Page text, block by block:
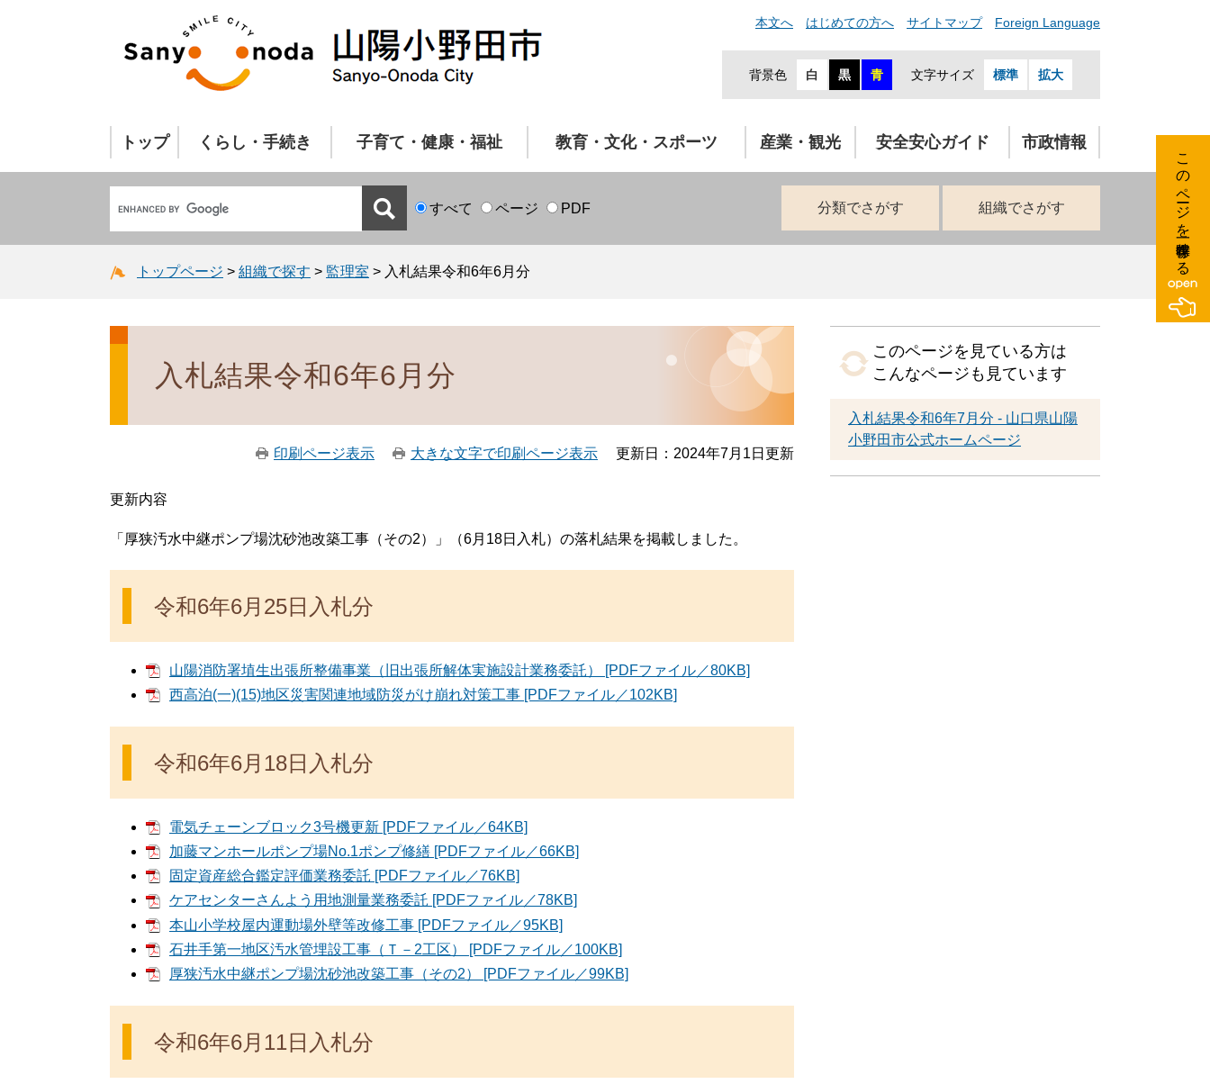
本文へ はじめての方へ サイトマップ Foreign Language
背景色 白 黒 青 文字サイズ 標準 拡大
トップ くらし・手続き 子育て・健康・福祉 教育・文化・スポーツ 産業・観光 安全安心ガイド 市政情報
すべて ページ PDF 分類でさがす 組織でさがす
トップページ > 組織で探す > 監理室 > 入札結果令和6年6月分
入札結果令和6年6月分
印刷ページ表示 大きな文字で印刷ページ表示 更新日：2024年7月1日更新
更新内容
「厚狭汚水中継ポンプ場沈砂池改築工事（その2）」（6月18日入札）の落札結果を掲載しました。
令和6年6月25日入札分
山陽消防署埴生出張所整備事業（旧出張所解体実施設計業務委託） [PDFファイル／80KB]
西高泊(一)(15)地区災害関連地域防災がけ崩れ対策工事 [PDFファイル／102KB]
令和6年6月18日入札分
電気チェーンブロック3号機更新 [PDFファイル／64KB]
加藤マンホールポンプ場No.1ポンプ修繕 [PDFファイル／66KB]
固定資産総合鑑定評価業務委託 [PDFファイル／76KB]
ケアセンターさんよう用地測量業務委託 [PDFファイル／78KB]
本山小学校屋内運動場外壁等改修工事 [PDFファイル／95KB]
石井手第一地区汚水管埋設工事（Ｔ－2工区） [PDFファイル／100KB]
厚狭汚水中継ポンプ場沈砂池改築工事（その2） [PDFファイル／99KB]
令和6年6月11日入札分
このページを見ている方は
こんなページも見ています
入札結果令和6年7月分 - 山口県山陽
小野田市公式ホームページ
このページを一時保存する